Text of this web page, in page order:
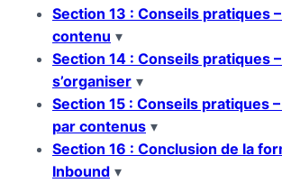
Section 13 : Conseils pratiques
contenu ▾
Section 14 : Conseils pratiques
s’organiser ▾
Section 15 : Conseils pratiques
par contenus ▾
Section 16 : Conclusion de la
Inbound ▾